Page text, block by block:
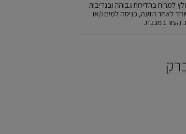
למרוח בתדירות גבוהה ובנדיבות
לאחר הזעה, כניסה למים ו/או
העור במגבת.